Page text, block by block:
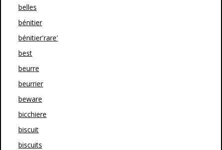
belles
bénitier
bénitier'rare'
best
beurre
beurrier
beware
bicchiere
biscuit
biscuits